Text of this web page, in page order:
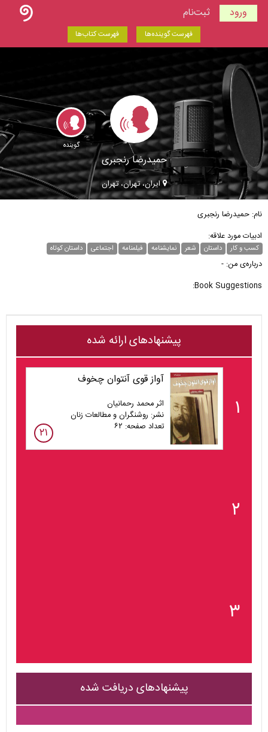
ورود ثبت‌نام
فهرست گوینده‌ها فهرست کتاب‌ها
گوینده
حمیدرضا رنجبری
ایران، تهران، تهران
نام: حمیدرضا رنجبری
ادبیات مورد علاقه:
کسب و کار داستان شعر نمایشنامه فیلمنامه اجتماعی داستان کوتاه
درباره‌ی من: -
Book Suggestions:
پیشنهادهای ارائه شده
۱
آواز قوی آنتوان چخوف
اثر محمد رحمانیان
نشر: روشنگران و مطالعات زنان
تعداد صفحه: ۶۲
۲۱
۲
۳
پیشنهادهای دریافت شده